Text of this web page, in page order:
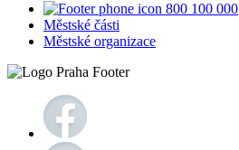
800 100 000
Městské části
Městské organizace